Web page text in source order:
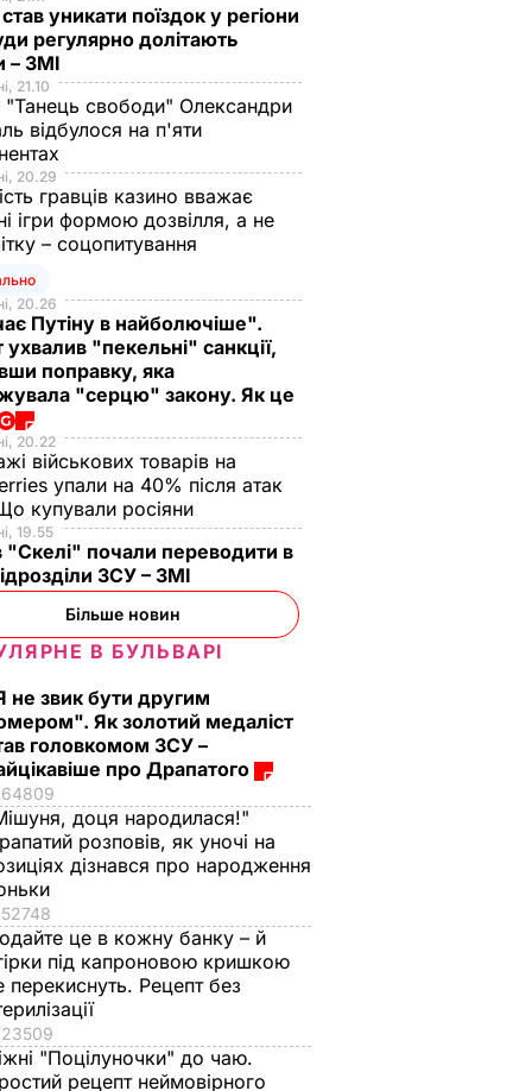
уникати поїздок у регіони
регулярно долітають
– ЗМІ
21.10
"Танець свободи" Олександри
відбулося на п'яти
20.29
гравців казино вважає
ігри формою дозвілля, а не
– соцопитування
20.26
Путіну в найболючіше".
ухвалив "пекельні" санкції,
поправку, яка
"серцю" закону. Як це
20.22
військових товарів на
упали на 40% після атак
купували росіяни
19.55
"Скелі" почали переводити в
ЗСУ – ЗМІ
Більше новин
В БУЛЬВАРІ
не звик бути другим
Як золотий медаліст
головкомом ЗСУ –
про Драпатого
64809
доця народилася!"
розповів, як уночі на
дізнався про народження
52748
це в кожну банку – й
під капроновою кришкою
перекиснуть. Рецепт без
23509
"Поцілуночки" до чаю.
рецепт неймовірного